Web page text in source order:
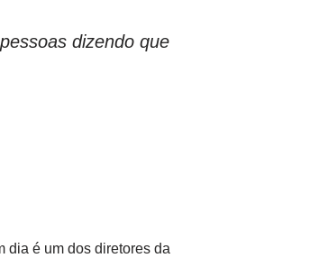
dizendo que
dia é um dos diretores da